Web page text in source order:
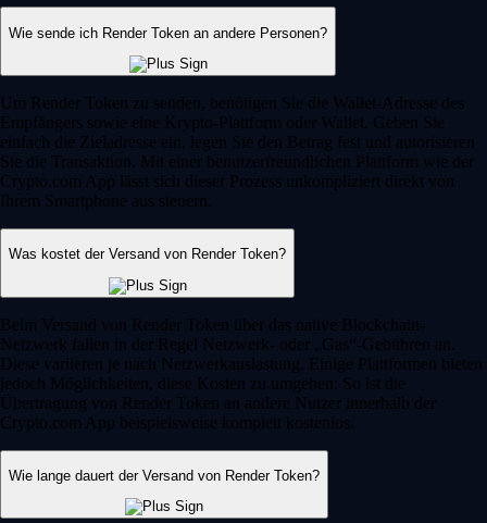
Wie sende ich Render Token an andere Personen?
Um Render Token zu senden, benötigen Sie die Wallet-Adresse des
Empfängers sowie eine Krypto-Plattform oder Wallet. Geben Sie
einfach die Zieladresse ein, legen Sie den Betrag fest und autorisieren
Sie die Transaktion. Mit einer benutzerfreundlichen Plattform wie der
Crypto.com App lässt sich dieser Prozess unkompliziert direkt von
Ihrem Smartphone aus steuern.
Was kostet der Versand von Render Token?
Beim Versand von Render Token über das native Blockchain-
Netzwerk fallen in der Regel Netzwerk- oder „Gas“-Gebühren an.
Diese variieren je nach Netzwerkauslastung. Einige Plattformen bieten
jedoch Möglichkeiten, diese Kosten zu umgehen: So ist die
Übertragung von Render Token an andere Nutzer innerhalb der
Crypto.com App beispielsweise komplett kostenlos.
Wie lange dauert der Versand von Render Token?